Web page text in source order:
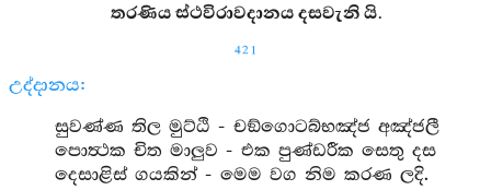
තරණිය ස්ථවිරාවදානය දසවැනි යි.
421
උද්දානය:
සුවණ්ණ තිල මුට්ඨි - චඞ්ගොටබ්භඤ්ජ අඤ්ජලී
පොත්‍ථක චිත මාලුව - එක පුණ්ඩරීක සෙතු දස
දෙසාළිස් ගයකින් - මෙම වග නිම කරණ ලදි.